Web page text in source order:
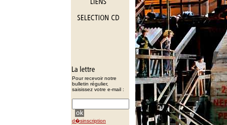
Pour recevoir notre
bulletin régulier,
saisissez votre e-mail :
d�sinscription